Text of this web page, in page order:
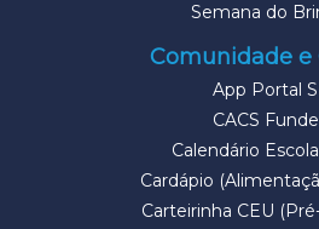
Semana do
Comunidade e
App Portal
CACS
Calendário
Cardápio
Carteirinha CEU